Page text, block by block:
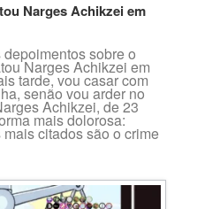
Narges Achikzei em
sobre o
Narges Achikzei em
tarde, vou casar com
senão vou arder no
Achikzei, de 23
mais dolorosa:
citados são o crime